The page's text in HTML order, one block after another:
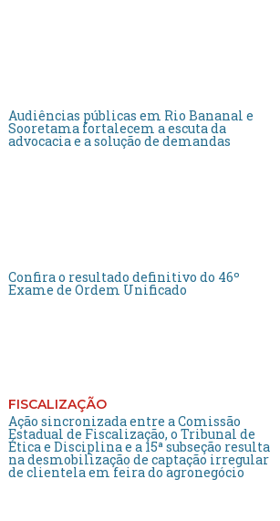
Audiências públicas em Rio Bananal e
Sooretama fortalecem a escuta da
advocacia e a solução de demandas
Confira o resultado definitivo do 46º
Exame de Ordem Unificado
FISCALIZAÇÃO
Ação sincronizada entre a Comissão
Estadual de Fiscalização, o Tribunal de
Ética e Disciplina e a 15ª subseção resulta
na desmobilização de captação irregular
de clientela em feira do agronegócio